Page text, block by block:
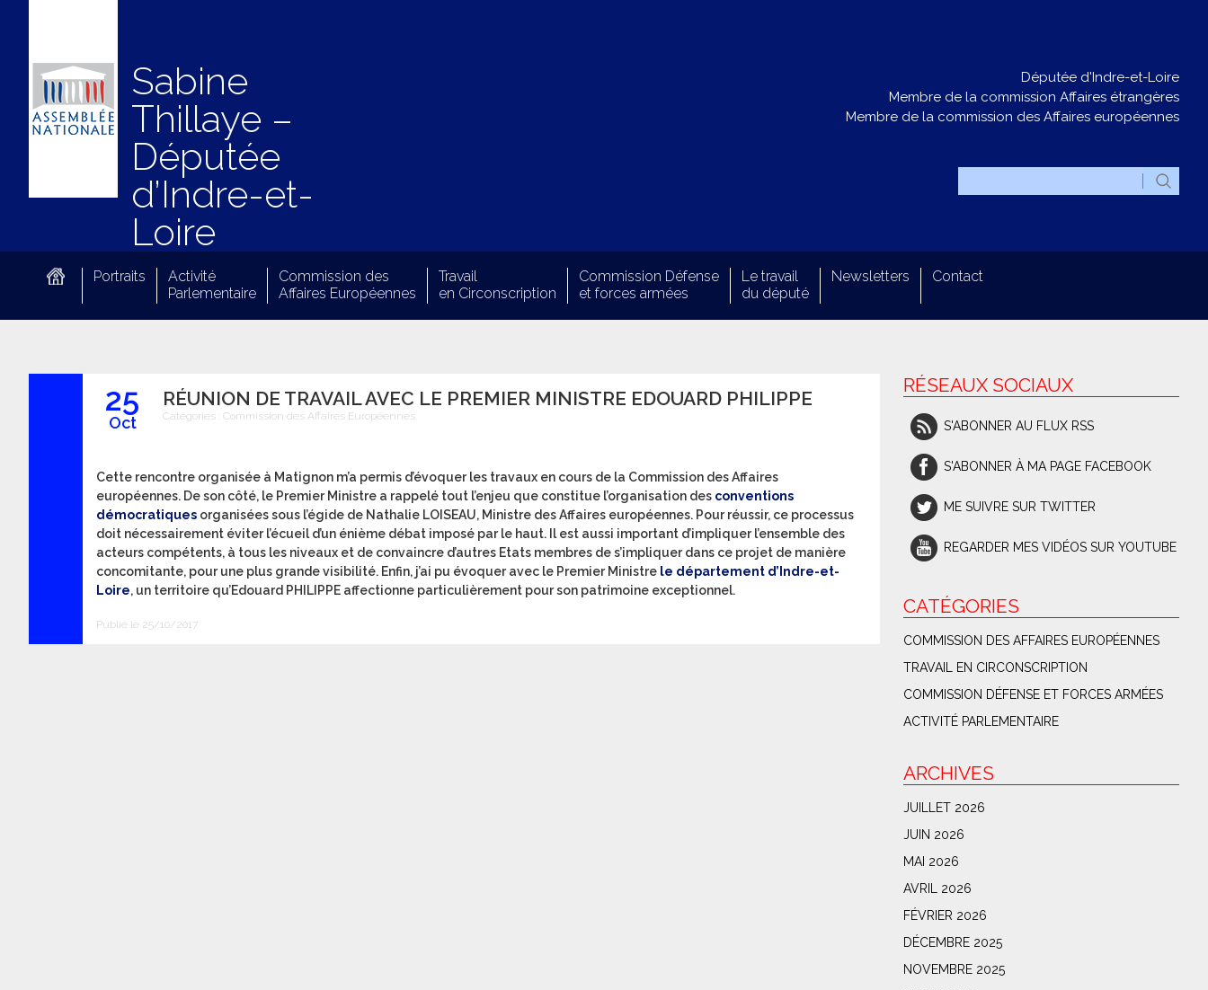
Sabine
Thillaye –
Députée
d’Indre-et-
Loire
Députée d'Indre-et-Loire
Membre de la commission Affaires étrangères
Membre de la commission des Affaires européennes
Portraits
Activité
Parlementaire
Commission des
Affaires Européennes
Travail
en Circonscription
Commission Défense
et forces armées
Le travail
du député
Newsletters Contact
25
Oct
RÉUNION DE TRAVAIL AVEC LE PREMIER MINISTRE EDOUARD PHILIPPE
Catégories : Commission des Affaires Européennes
Cette rencontre organisée à Matignon m’a permis d’évoquer les travaux en cours de la Commission des Affaires
européennes. De son côté, le Premier Ministre a rappelé tout l’enjeu que constitue l’organisation des conventions
démocratiques organisées sous l’égide de Nathalie LOISEAU, Ministre des Affaires européennes. Pour réussir, ce processus
doit nécessairement éviter l’écueil d’un énième débat imposé par le haut. Il est aussi important d’impliquer l’ensemble des
acteurs compétents, à tous les niveaux et de convaincre d’autres Etats membres de s’impliquer dans ce projet de manière
concomitante, pour une plus grande visibilité. Enfin, j’ai pu évoquer avec le Premier Ministre le département d’Indre-et-
Loire, un territoire qu’Edouard PHILIPPE affectionne particulièrement pour son patrimoine exceptionnel.
Publié le 25/10/2017
RÉSEAUX SOCIAUX
S'ABONNER AU FLUX RSS
S'ABONNER À MA PAGE FACEBOOK
ME SUIVRE SUR TWITTER
REGARDER MES VIDÉOS SUR YOUTUBE
CATÉGORIES
COMMISSION DES AFFAIRES EUROPÉENNES
TRAVAIL EN CIRCONSCRIPTION
COMMISSION DÉFENSE ET FORCES ARMÉES
ACTIVITÉ PARLEMENTAIRE
ARCHIVES
JUILLET 2026
JUIN 2026
MAI 2026
AVRIL 2026
FÉVRIER 2026
DÉCEMBRE 2025
NOVEMBRE 2025